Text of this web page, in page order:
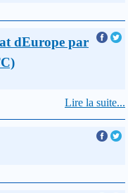
dEurope par
Lire la suite...